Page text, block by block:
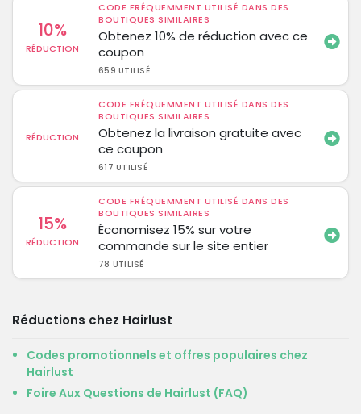
10%
RÉDUCTION
CODE FRÉQUEMMENT UTILISÉ DANS DES
BOUTIQUES SIMILAIRES
Obtenez 10% de réduction avec ce
coupon
659 UTILISÉ
RÉDUCTION
CODE FRÉQUEMMENT UTILISÉ DANS DES
BOUTIQUES SIMILAIRES
Obtenez la livraison gratuite avec
ce coupon
617 UTILISÉ
15%
RÉDUCTION
CODE FRÉQUEMMENT UTILISÉ DANS DES
BOUTIQUES SIMILAIRES
Économisez 15% sur votre
commande sur le site entier
78 UTILISÉ
Réductions chez Hairlust
Codes promotionnels et offres populaires chez
Hairlust
Foire Aux Questions de Hairlust (FAQ)